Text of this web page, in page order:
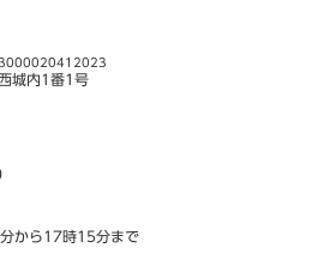
3000020412023
城内1番1号
から17時15分まで